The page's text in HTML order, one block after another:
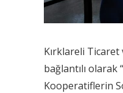
Kırklareli Ticaret
bağlantılı
Kooperatiflerin